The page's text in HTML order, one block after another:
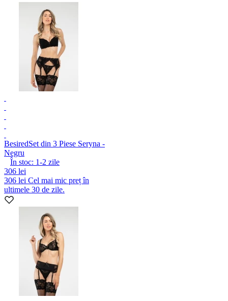
BesiredSet din 3 Piese Seryna -
Negru
În stoc: 1-2 zile
306 lei
306 lei Cel mai mic preț în
ultimele 30 de zile.